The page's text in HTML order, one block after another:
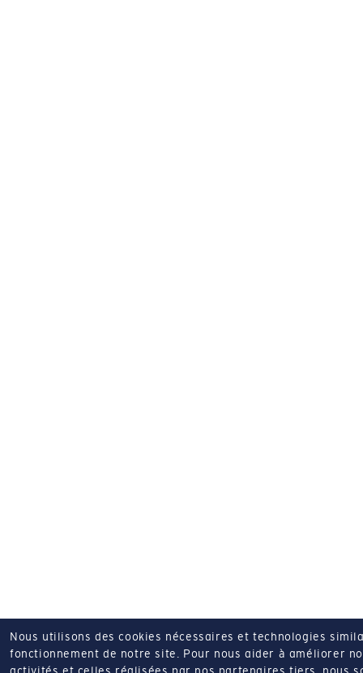
Nous utilisons des cookies nécessaires et technologies
fonctionnement de notre site. Pour nous aider à améliorer